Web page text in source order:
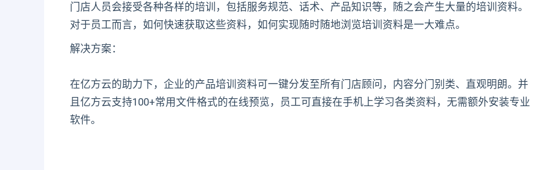
门店人员会接受各种各样的培训，包括服务规范、话术、产品知识等，随之会产生大量的培训资料。
对于员工而言，如何快速获取这些资料，如何实现随时随地浏览培训资料是一大难点。
解决方案：
在亿方云的助力下，企业的产品培训资料可一键分发至所有门店顾问，内容分门别类、直观明朗。并
且亿方云支持100+常用文件格式的在线预览，员工可直接在手机上学习各类资料，无需额外安装专业
软件。